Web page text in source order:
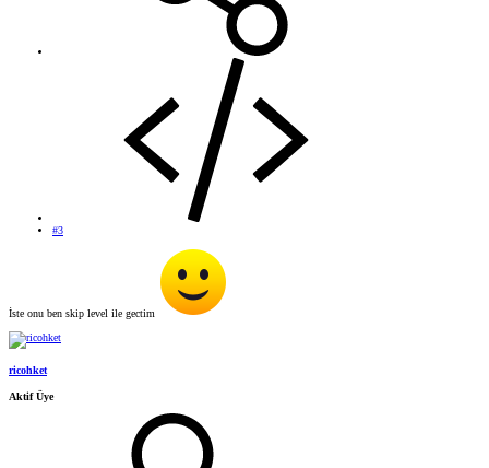
#3
İste onu ben skip level ile gectim
ricohket
Aktif Üye